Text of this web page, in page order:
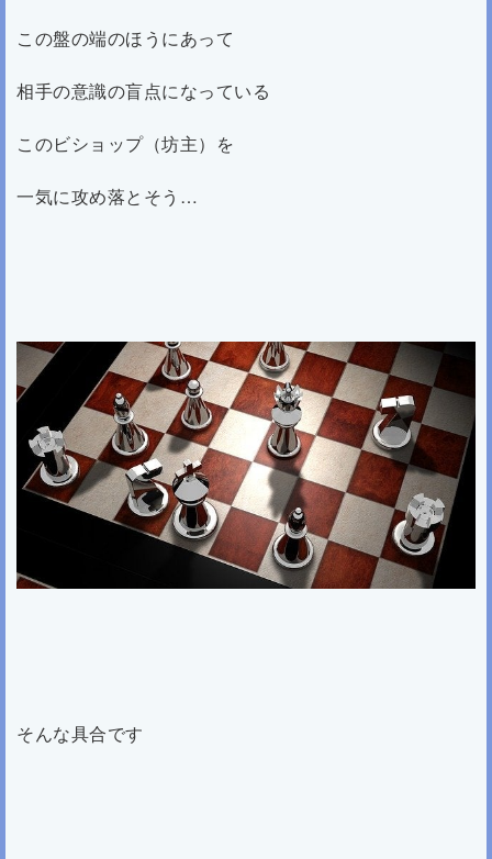
この盤の端のほうにあって
相手の意識の盲点になっている
このビショップ（坊主）を
一気に攻め落とそう…
そんな具合です